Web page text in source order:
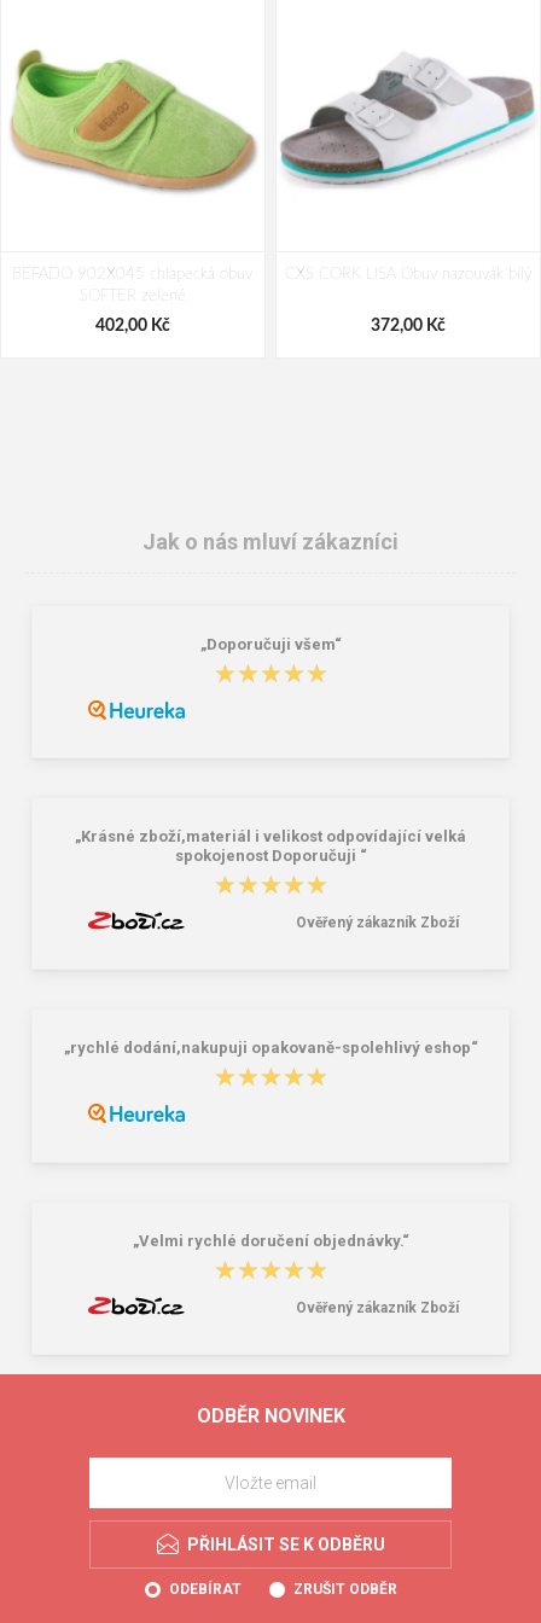
BEFADO 902X045 chlapecká obuv
SOFTER zelené
402,00 Kč
CXS CORK LISA Obuv nazouvák bílý
372,00 Kč
BIGHORN DITA 5004 A Dětská
344,00 Kč
Jak o nás mluví zákazníci
„Doporučuji všem“
★★★★★
★★★★★
„Krásné zboží,materiál i velikost odpovídající velká
spokojenost Doporučuji “
★★★★★
★★★★★
Ověřený zákazník Zboží
„rychlé dodání,nakupuji opakovaně-spolehlivý eshop“
★★★★★
★★★★★
„Velmi rychlé doručení objednávky.“
★★★★★
★★★★★
Ověřený zákazník Zboží
ODBĚR NOVINEK
PŘIHLÁSIT SE K ODBĚRU
ODEBÍRAT ZRUŠIT ODBĚR